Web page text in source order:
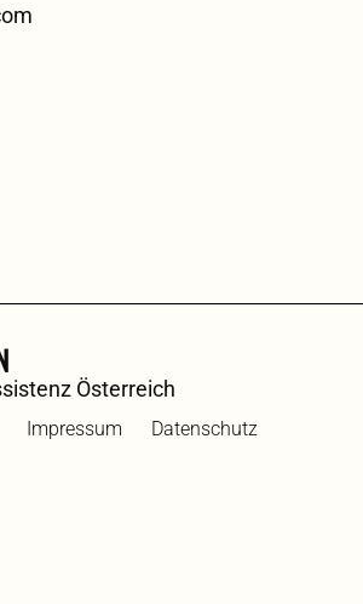
Österreich
Impressum Datenschutz